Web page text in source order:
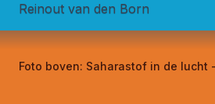
Reinout van den Born
Foto boven: Saharastof in de lucht